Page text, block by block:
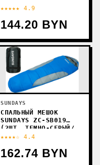
★★★★★ 4.9
144.20 BYN
SUNDAYS
СПАЛЬНЫЙ МЕШОК
SUNDAYS ZC-SB019
(2ШТ, ТЕМНО-СЕРЫЙ/
СИНИЙ)
★★★★☆ 4.4
162.74 BYN